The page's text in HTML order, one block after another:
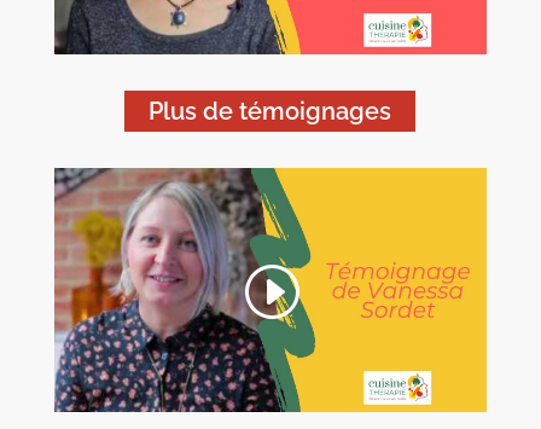
Plus de témoignages